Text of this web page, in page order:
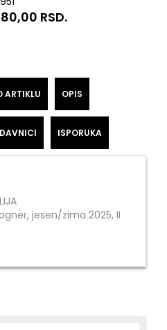
RSD.
ARTIKLU OPIS
ISPORUKA
jesen/zima 2025, II